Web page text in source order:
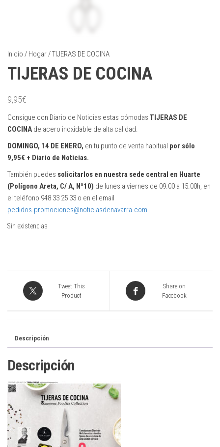
Inicio / Hogar/ TIJERAS DE COCINA
TIJERAS DE COCINA
9,95€
Consigue con Diario de Noticias estas cómodas TIJERAS DE
COCINA de acero inoxidable de alta calidad.
DOMINGO, 14 DE ENERO, en tu punto de venta habitual por sólo
9,95€ + Diario de Noticias.
También puedes solicitarlos en nuestra sede central en Huarte
(Polígono Areta, C/ A, Nº10) de lunes a viernes de 09.00 a 15.00h, en
el teléfono 948 33 25 33 o en el email
pedidos.promociones@noticiasdenavarra.com
Sin existencias
Tweet This
Product
Share on
Facebook
Descripción
Descripción